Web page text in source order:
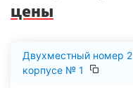
цены
Двухместный номер 2
корпусе № 1